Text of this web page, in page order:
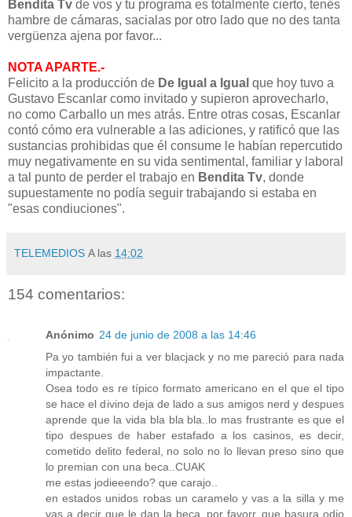
Bendita Tv de vos y tu programa es totalmente cierto, tenés
hambre de cámaras, sacialas por otro lado que no des tanta
vergüenza ajena por favor...
NOTA APARTE.-
Felicito a la producción de De Igual a Igual que hoy tuvo a
Gustavo Escanlar como invitado y supieron aprovecharlo,
no como Carballo un mes atrás. Entre otras cosas, Escanlar
contó cómo era vulnerable a las adiciones, y ratificó que las
sustancias prohibidas que él consume le habían repercutido
muy negativamente en su vida sentimental, familiar y laboral
a tal punto de perder el trabajo en Bendita Tv, donde
supuestamente no podía seguir trabajando si estaba en
"esas condiuciones".
TELEMEDIOS A las 14:02
154 comentarios:
Anónimo 24 de junio de 2008 a las 14:46
Pa yo también fui a ver blacjack y no me pareció para nada
impactante.
Osea todo es re típico formato americano en el que el tipo
se hace el divino deja de lado a sus amigos nerd y despues
aprende que la vida bla bla bla..lo mas frustrante es que el
tipo despues de haber estafado a los casinos, es decir,
cometido delito federal, no solo no lo llevan preso sino que
lo premian con una beca..CUAK
me estas jodieeendo? que carajo..
en estados unidos robas un caramelo y vas a la silla y me
vas a decir que le dan la beca..por favorr..que basura odio